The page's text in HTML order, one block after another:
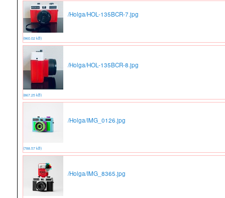
/Holga/HOL-135BCR-7.jpg
(960.02 kB)
/Holga/HOL-135BCR-8.jpg
(867.25 kB)
/Holga/IMG_0126.jpg
(788.57 kB)
/Holga/IMG_8365.jpg